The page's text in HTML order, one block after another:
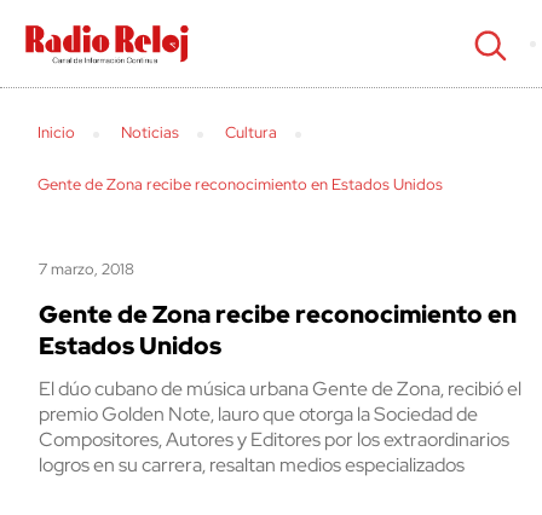
cerrar
Inicio Noticias Cultura
Gente de Zona recibe reconocimiento en Estados Unidos
7 marzo, 2018
Gente de Zona recibe reconocimiento en
Estados Unidos
El dúo cubano de música urbana Gente de Zona, recibió el
premio Golden Note, lauro que otorga la Sociedad de
Compositores, Autores y Editores por los extraordinarios
logros en su carrera, resaltan medios especializados